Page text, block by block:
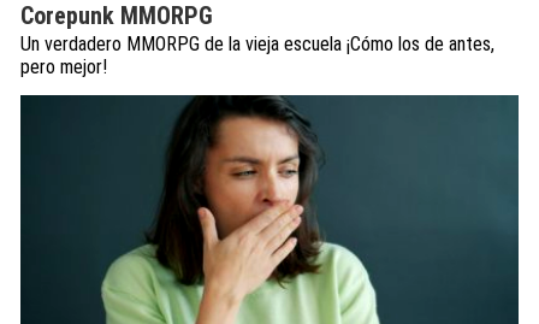
Corepunk MMORPG
Un verdadero MMORPG de la vieja escuela ¡Cómo los de antes,
pero mejor!